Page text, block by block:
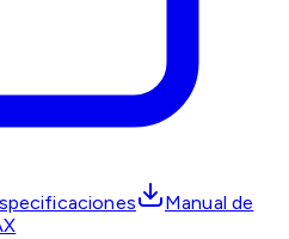
Manual de